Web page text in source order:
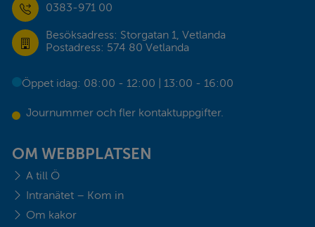
0383-971 00
Besöksadress: Storgatan 1, Vetlanda
Postadress: 574 80 Vetlanda
Öppet idag: 08:00 - 12:00 | 13:00 - 16:00
Journummer och fler kontaktuppgifter.
OM WEBBPLATSEN
A till Ö
Intranätet – Kom in
Om kakor